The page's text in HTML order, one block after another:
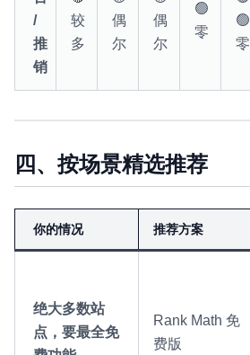
/
推
销
较
多
偶
尔
偶
尔
🟢
零
🟢
零
四、按场景精选推荐
你的情况 推荐方案
绝大多数站
点，要最全免
Rank Math 免
费版